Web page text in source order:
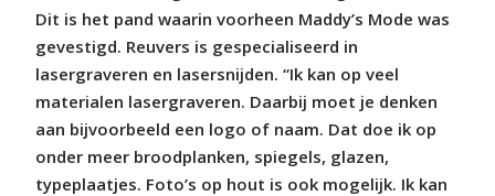
Dit is het pand waarin voorheen Maddy’s Mode was
gevestigd. Reuvers is gespecialiseerd in
lasergraveren en lasersnijden. “Ik kan op veel
materialen lasergraveren. Daarbij moet je denken
aan bijvoorbeeld een logo of naam. Dat doe ik op
onder meer broodplanken, spiegels, glazen,
typeplaatjes. Foto’s op hout is ook mogelijk. Ik kan